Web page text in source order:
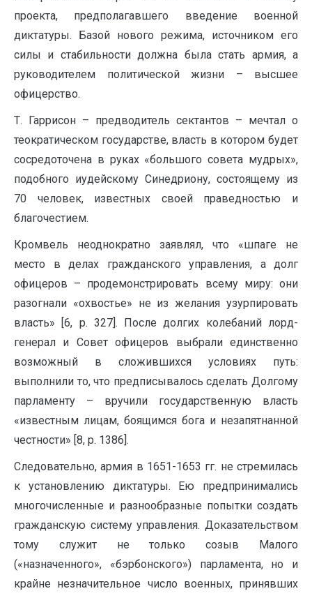
проекта, предполагавшего введение военной
диктатуры. Базой нового режима, источником его
силы и стабильности должна была стать армия, а
руководителем политической жизни – высшее
офицерство.
Т. Гаррисон – предводитель сектантов – мечтал о
теократическом государстве, власть в котором будет
сосредоточена в руках «большого совета мудрых»,
подобного иудейскому Синедриону, состоящему из
70 человек, известных своей праведностью и
благочестием.
Кромвель неоднократно заявлял, что «шпаге не
место в делах гражданского управления, а долг
офицеров – продемонстрировать всему миру: они
разогнали «охвостье» не из желания узурпировать
власть» [6, p. 327]. После долгих колебаний лорд-
генерал и Совет офицеров выбрали единственно
возможный в сложившихся условиях путь:
выполнили то, что предписывалось сделать Долгому
парламенту – вручили государственную власть
«известным лицам, боящимся бога и незапятнанной
честности» [8, p. 1386].
Следовательно, армия в 1651-1653 гг. не стремилась
к установлению диктатуры. Ею предпринимались
многочисленные и разнообразные попытки создать
гражданскую систему управления. Доказательством
тому служит не только созыв Малого
(«назначенного», «бэрбонского») парламента, но и
крайне незначительное число военных, принявших